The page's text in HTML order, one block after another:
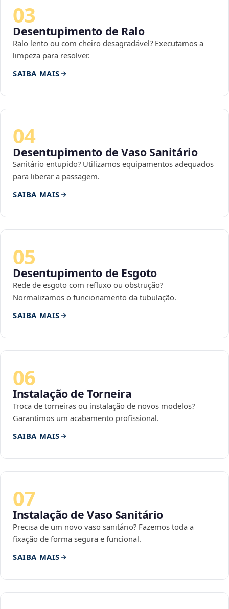
03
Desentupimento de Ralo
Ralo lento ou com cheiro desagradável? Executamos a
limpeza para resolver.
SAIBA MAIS
04
Desentupimento de Vaso Sanitário
Sanitário entupido? Utilizamos equipamentos adequados
para liberar a passagem.
SAIBA MAIS
05
Desentupimento de Esgoto
Rede de esgoto com refluxo ou obstrução?
Normalizamos o funcionamento da tubulação.
SAIBA MAIS
06
Instalação de Torneira
Troca de torneiras ou instalação de novos modelos?
Garantimos um acabamento profissional.
SAIBA MAIS
07
Instalação de Vaso Sanitário
Precisa de um novo vaso sanitário? Fazemos toda a
fixação de forma segura e funcional.
SAIBA MAIS